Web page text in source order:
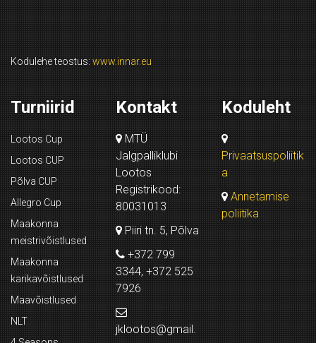
Kodulehe teostus: www.innar.eu
Turniirid
Lootos Cup
Lootos CUP
Põlva CUP
Allegro Cup
Maakonna
meistrivõistlused
Maakonna
karikavõistlused
Maavõistlused
NLT
Kontakt
MTÜ
Jalgpalliklubi
Lootos
Registrikood:
80031013
Piiri tn. 5, Põlva
+372 799
3344, +372 525
7926
jklootos@gmail.
Koduleht
Privaatsuspoliitik
a
Annetamise
poliitika